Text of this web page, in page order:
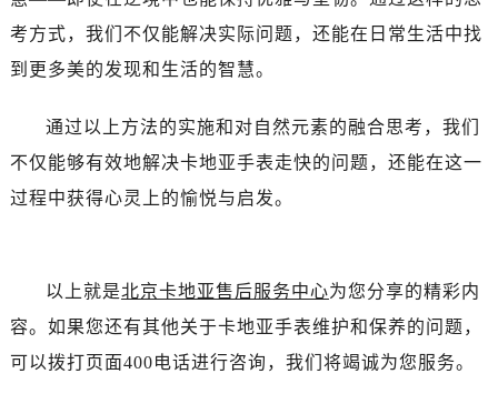
考方式，我们不仅能解决实际问题，还能在日常生活中找
到更多美的发现和生活的智慧。
通过以上方法的实施和对自然元素的融合思考，我们
不仅能够有效地解决卡地亚手表走快的问题，还能在这一
过程中获得心灵上的愉悦与启发。
以上就是北京卡地亚售后服务中心为您分享的精彩内
容。如果您还有其他关于卡地亚手表维护和保养的问题，
可以拨打页面400电话进行咨询，我们将竭诚为您服务。